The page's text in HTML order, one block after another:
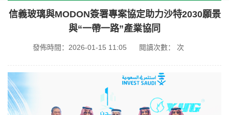
信義玻璃與MODON簽署專案協定助力沙特2030願景
與“一帶一路”產業協同
發佈時間：2026-01-15 11:05 閱讀次數： 次